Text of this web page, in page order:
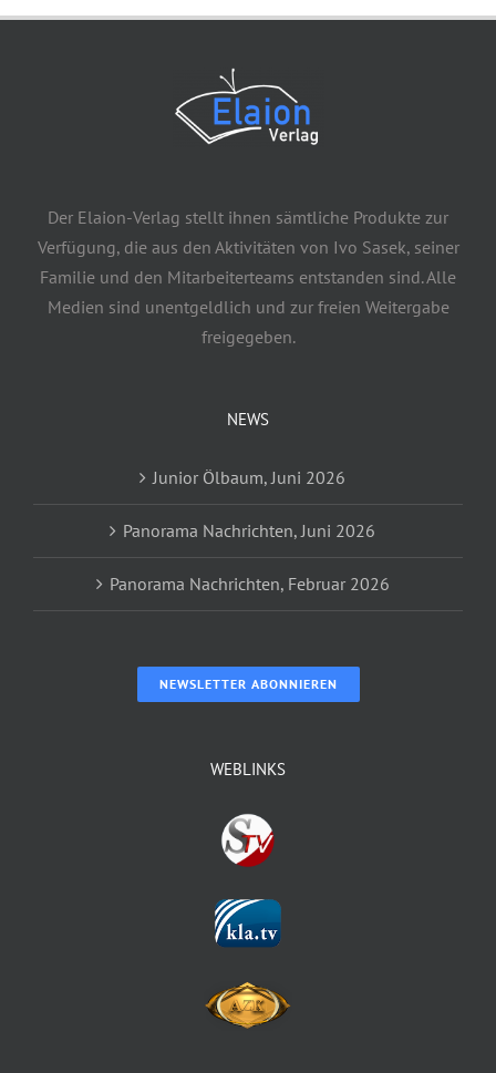
Der Elaion-Verlag stellt ihnen sämtliche Produkte zur
Verfügung, die aus den Aktivitäten von Ivo Sasek, seiner
Familie und den Mitarbeiterteams entstanden sind. Alle
Medien sind unentgeldlich und zur freien Weitergabe
freigegeben.
NEWS
Junior Ölbaum, Juni 2026
Panorama Nachrichten, Juni 2026
Panorama Nachrichten, Februar 2026
NEWSLETTER ABONNIEREN
WEBLINKS